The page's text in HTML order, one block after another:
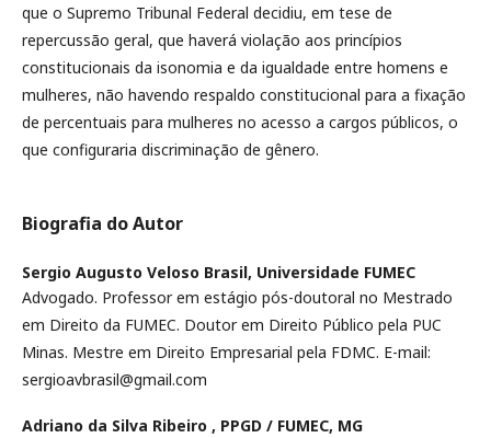
que o Supremo Tribunal Federal decidiu, em tese de
repercussão geral, que haverá violação aos princípios
constitucionais da isonomia e da igualdade entre homens e
mulheres, não havendo respaldo constitucional para a fixação
de percentuais para mulheres no acesso a cargos públicos, o
que configuraria discriminação de gênero.
Biografia do Autor
Sergio Augusto Veloso Brasil, Universidade FUMEC
Advogado. Professor em estágio pós-doutoral no Mestrado
em Direito da FUMEC. Doutor em Direito Público pela PUC
Minas. Mestre em Direito Empresarial pela FDMC. E-mail:
sergioavbrasil@gmail.com
Adriano da Silva Ribeiro , PPGD / FUMEC, MG